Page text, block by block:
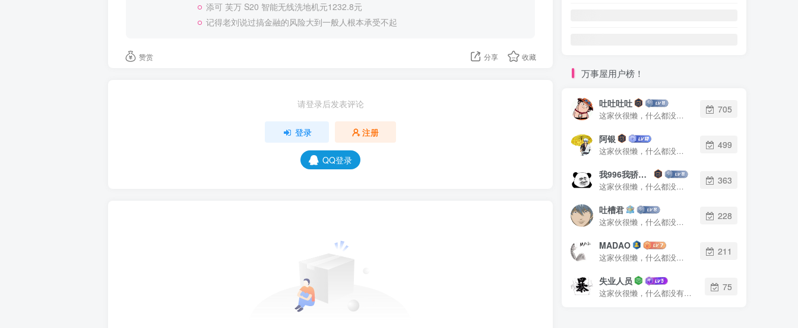
添可 芙万 S20 智能无线洗地机元1232.8元
记得老刘说过搞金融的风险大到一般人根本承受不起
赞赏 分享 收藏
请登录后发表评论
登录 注册
QQ登录
万事屋用户榜！
吐吐吐吐
这家伙很懒，什么都没有写...
705
阿银
这家伙很懒，什么都没有写...
499
我996我骄傲了么
这家伙很懒，什么都没有写...
363
吐槽君
这家伙很懒，什么都没有写...
228
MADAO
这家伙很懒，什么都没有写...
211
失业人员
这家伙很懒，什么都没有写...
75